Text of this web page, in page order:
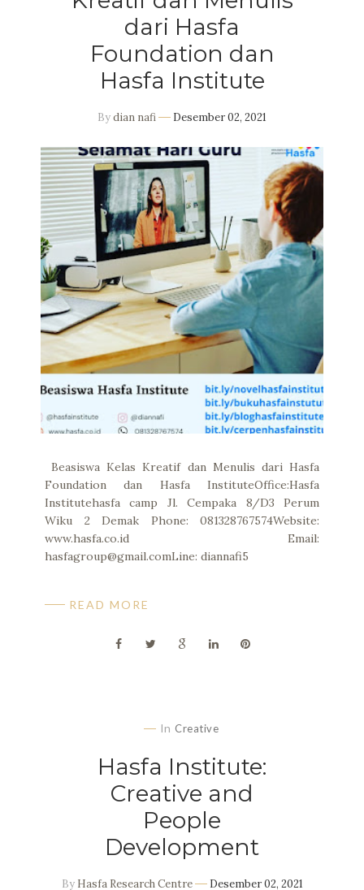
dari Hasfa
Foundation dan
Hasfa Institute
Bydian nafi Desember 02, 2021
Beasiswa Kelas Kreatif dan Menulis dari Hasfa
Foundation dan Hasfa InstituteOffice:Hasfa
Institutehasfa camp Jl. Cempaka 8/D3 Perum
Wiku 2 Demak Phone: 081328767574Website:
www.hasfa.co.id Email:
hasfagroup@gmail.comLine: diannafi5
READ MORE
In Creative
Hasfa Institute:
Creative and
People
Development
By Hasfa Research Centre Desember 02, 2021